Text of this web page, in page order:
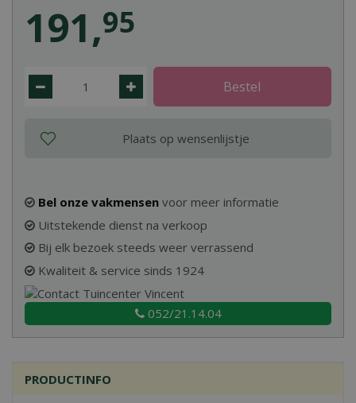
191,95
Bel onze vakmensen voor meer informatie
Uitstekende dienst na verkoop
Bij elk bezoek steeds weer verrassend
Kwaliteit & service sinds 1924
052/21.14.04
PRODUCTINFO